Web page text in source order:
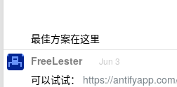
最佳方案在这里
FreeLester Jun 3
可以试试： https://